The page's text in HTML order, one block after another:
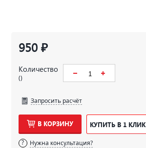
950 ₽
Количество
()
Запросить расчёт
В КОРЗИНУ КУПИТЬ В 1 КЛИК
Нужна консультация?